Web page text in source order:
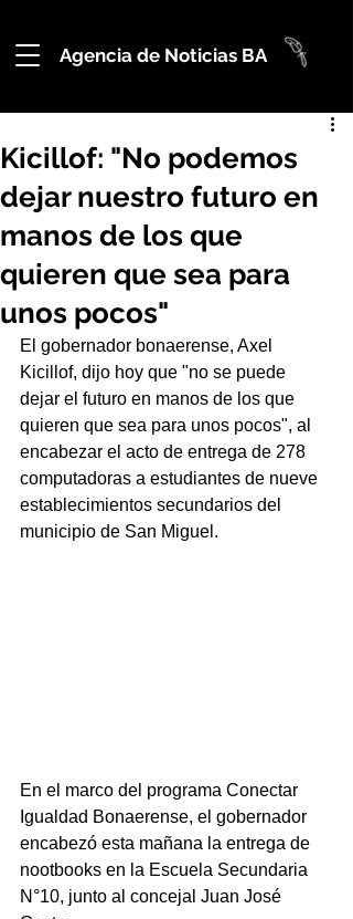
Agencia de Noticias BA
Kicillof: "No podemos
dejar nuestro futuro en
manos de los que
quieren que sea para
unos pocos"
El gobernador bonaerense, Axel
Kicillof, dijo hoy que "no se puede
dejar el futuro en manos de los que
quieren que sea para unos pocos", al
encabezar el acto de entrega de 278
computadoras a estudiantes de nueve
establecimientos secundarios del
municipio de San Miguel.
En el marco del programa Conectar
Igualdad Bonaerense, el gobernador
encabezó esta mañana la entrega de
nootbooks en la Escuela Secundaria
N°10, junto al concejal Juan José